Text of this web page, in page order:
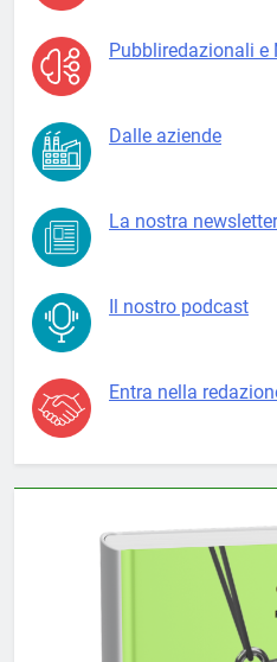
Pubbliredazionali e
Dalle aziende
La nostra newsletter
Il nostro podcast
Entra nella